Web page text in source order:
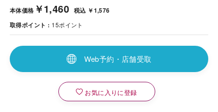
本体価格 ￥1,460 税込 ￥1,576
取得ポイント
15ポイント
Web予約・店舗受取
お気に入りに登録